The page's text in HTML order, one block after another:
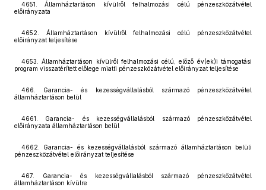
4651. Államháztartáson kívülről felhalmozási célú pénzeszközátvétel
előirányzata
4652. Államháztartáson kívülről felhalmozási célú pénzeszközátvétel
előirányzat teljesítése
4653. Államháztartáson kívülről felhalmozási célú, előző év(ek)i támogatási
program visszatérített előlege miatti pénzeszközátvétel előirányzat teljesítése
466. Garancia- és kezességvállalásból származó pénzeszközátvétel
államháztartáson belül
4661. Garancia- és kezességvállalásból származó pénzeszközátvétel
előirányzata államháztartáson belül
4662. Garancia- és kezességvállalásból származó államháztartáson belüli
pénzeszközátvétel előirányzat teljesítése
467. Garancia- és kezességvállalásból származó pénzeszközátvétel
államháztartáson kívülre